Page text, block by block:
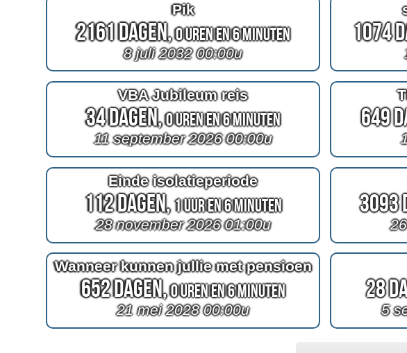
Pik
2161 Dagen,0 Uren en 6 Minuten
8 juli 2032 00:00u
1074
VBA Jubileum reis
34 Dagen,0 Uren en 6 Minuten
11 september 2026 00:00u
649
Einde isolatieperiode
112 Dagen,1 Uur en 6 Minuten
28 november 2026 01:00u
3093
Wanneer kunnen jullie met pensioen
652 Dagen,0 Uren en 6 Minuten
21 mei 2028 00:00u
28
5